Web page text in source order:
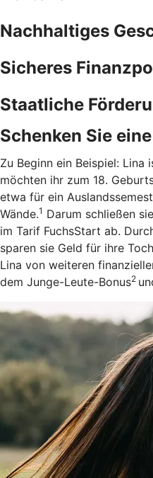
Nachhaltiges
Sicheres
Staatliche
Schenken Sie
Zu Beginn ein Beispiel: Lina
möchten ihr zum 18.
etwa für ein
Wände.1 Darum schließen
im Tarif FuchsStart ab.
sparen sie Geld für ihre
Lina von weiteren
dem Junge-Leute-Bonus2